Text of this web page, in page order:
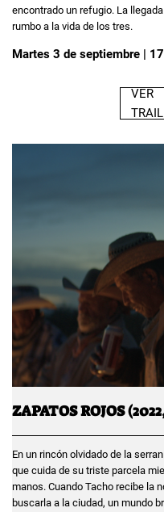
encontrado un refugio. La
rumbo a la vida de los tres.
Martes 3 de septiembre |
VER
ZAPATOS ROJOS
En un rincón olvidado de la
que cuida de su triste parcela
manos. Cuando Tacho recibe la
buscarla a la ciudad, un mundo